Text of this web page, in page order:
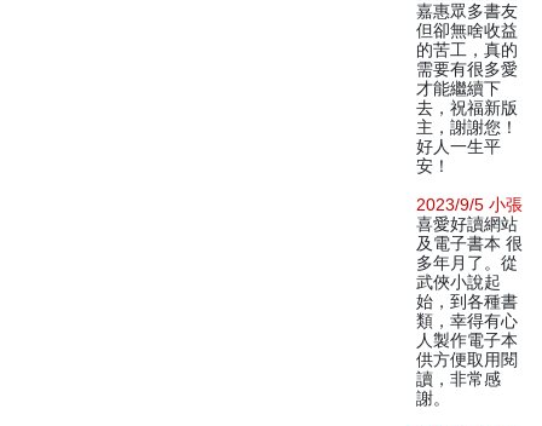
嘉惠眾多書友
但卻無啥收益
的苦工，真的
需要有很多愛
才能繼續下
去，祝福新版
主，謝謝您！
好人一生平
安！
2023/9/5 小張
喜愛好讀網站
及電子書本 很
多年月了。從
武俠小說起
始，到各種書
類，幸得有心
人製作電子本
供方便取用閱
讀，非常感
謝。